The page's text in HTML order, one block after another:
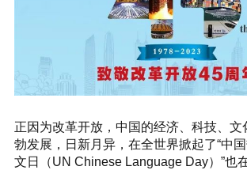
正因为改革开放，中国的经济、科技、文
勃发展，日新月异，在全世界掀起了“中国
文日（UN Chinese Language Day）”也